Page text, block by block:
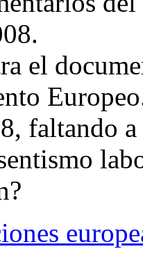
el
faltando